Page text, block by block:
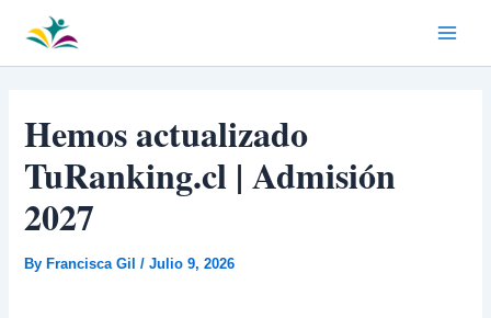
content
Hemos actualizado
TuRanking.cl | Admisión
2027
By Francisca Gil / Julio 9, 2026